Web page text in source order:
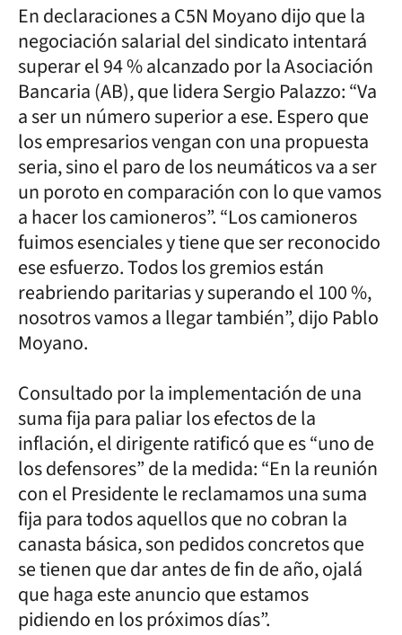
En declaraciones a C5N Moyano dijo que la
negociación salarial del sindicato intentará
superar el 94 % alcanzado por la Asociación
Bancaria (AB), que lidera Sergio Palazzo: “Va
a ser un número superior a ese. Espero que
los empresarios vengan con una propuesta
seria, sino el paro de los neumáticos va a ser
un poroto en comparación con lo que vamos
a hacer los camioneros”. “Los camioneros
fuimos esenciales y tiene que ser reconocido
ese esfuerzo. Todos los gremios están
reabriendo paritarias y superando el 100 %,
nosotros vamos a llegar también”, dijo Pablo
Moyano.
Consultado por la implementación de una
suma fija para paliar los efectos de la
inflación, el dirigente ratificó que es “uno de
los defensores” de la medida: “En la reunión
con el Presidente le reclamamos una suma
fija para todos aquellos que no cobran la
canasta básica, son pedidos concretos que
se tienen que dar antes de fin de año, ojalá
que haga este anuncio que estamos
pidiendo en los próximos días”.